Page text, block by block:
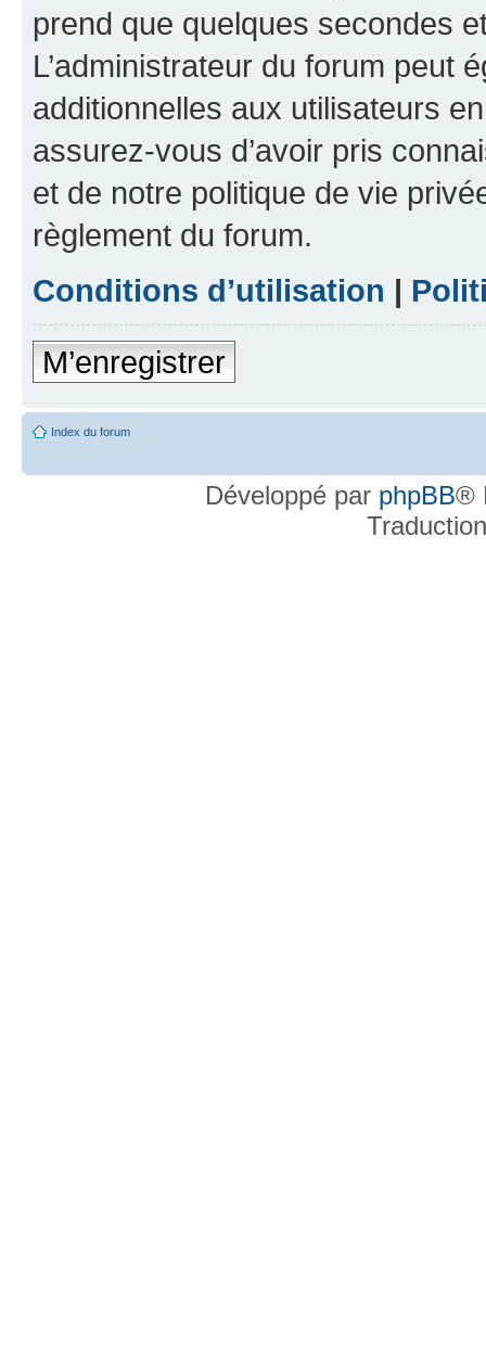
prend que quelques secondes
L’administrateur du forum peut
additionnelles aux utilisateurs
assurez-vous d’avoir pris
et de notre politique de vie
règlement du forum.
Conditions d’utilisation |
M’enregistrer
Index du forum
Développé par phpBB®